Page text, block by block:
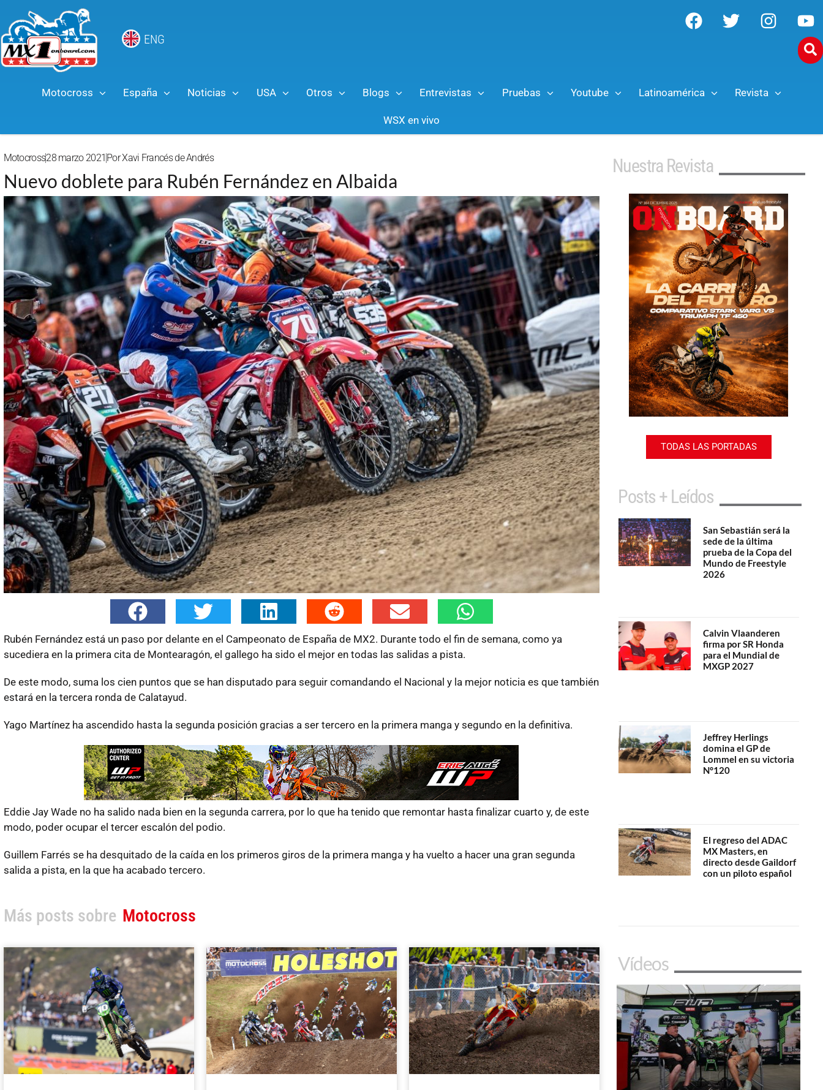
ENG
Motocross España Noticias USA Otros Blogs Entrevistas Pruebas Youtube Latinoamérica Revista
WSX en vivo
Motocross28 marzo 2021 PorXavi Francés de Andrés
Nuevo doblete para Rubén Fernández en Albaida
Rubén Fernández está un paso por delante en el Campeonato de España de MX2. Durante todo el fin de semana, como ya
sucediera en la primera cita de Montearagón, el gallego ha sido el mejor en todas las salidas a pista.
De este modo, suma los cien puntos que se han disputado para seguir comandando el Nacional y la mejor noticia es que también
estará en la tercera ronda de Calatayud.
Yago Martínez ha ascendido hasta la segunda posición gracias a ser tercero en la primera manga y segundo en la definitiva.
Eddie Jay Wade no ha salido nada bien en la segunda carrera, por lo que ha tenido que remontar hasta finalizar cuarto y, de este
modo, poder ocupar el tercer escalón del podio.
Guillem Farrés se ha desquitado de la caída en los primeros giros de la primera manga y ha vuelto a hacer una gran segunda
salida a pista, en la que ha acabado tercero.
Más posts sobre Motocross
Nuestra Revista
TODAS LAS PORTADAS
Posts + Leídos
San Sebastián será la
sede de la última
prueba de la Copa del
Mundo de Freestyle
2026
Calvin Vlaanderen
firma por SR Honda
para el Mundial de
MXGP 2027
Jeffrey Herlings
domina el GP de
Lommel en su victoria
N°120
El regreso del ADAC
MX Masters, en
directo desde Gaildorf
con un piloto español
Vídeos